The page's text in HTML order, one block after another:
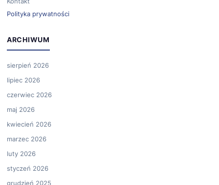
Polityka prywatności
ARCHIWUM
sierpień 2026
lipiec 2026
czerwiec 2026
maj 2026
kwiecień 2026
marzec 2026
luty 2026
styczeń 2026
grudzień 2025